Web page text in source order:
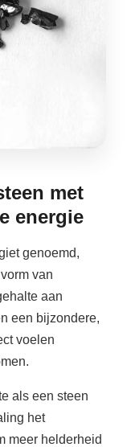
met
energie
genoemd,
van
aan
een bijzondere,
voelen
als een steen
het
meer helderheid